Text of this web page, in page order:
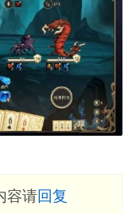
容请回复